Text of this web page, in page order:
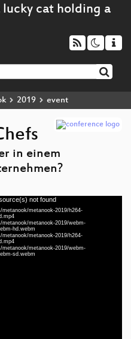
2019 event
in einem
not found
metanook-2019/h264-
metanook-2019/webm-
hd.webm
metanook-2019/h264-
metanook-2019/webm-
sd.webm